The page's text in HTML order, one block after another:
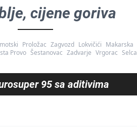
, cijene goriva
Proložac Zagvozd Lokvičići Makarska
Provo Šestanovac Zadvarje Vrgorac Selca
95 sa aditivima